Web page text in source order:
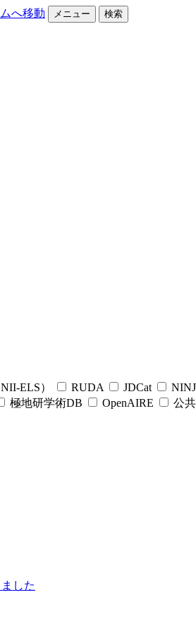
へ移動 メニュー 検索
ELS） RUDA JDCat
極地研学術DB OpenAIRE 公
した